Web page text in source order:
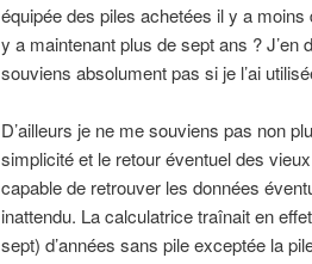
équipée des piles achetées il y a moins
y a maintenant plus de sept ans ? J’en
souviens absolument pas si je l’ai
D’ailleurs je ne me souviens pas non
simplicité et le retour éventuel des
capable de retrouver les données
inattendu. La calculatrice traînait en
sept) d’années sans pile exceptée la